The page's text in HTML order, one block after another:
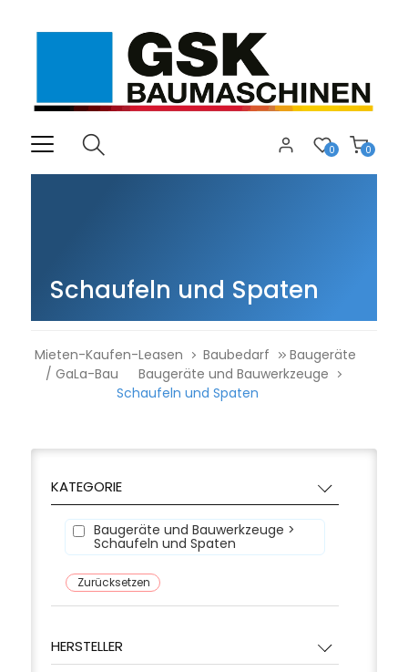
0
0
Schaufeln und Spaten
Mieten-Kaufen-Leasen Baubedarf
Baugeräte
/ GaLa-Bau
Baugeräte und Bauwerkzeuge
Schaufeln und Spaten
KATEGORIE
Baugeräte und Bauwerkzeuge >
Schaufeln und Spaten
Zurücksetzen
HERSTELLER